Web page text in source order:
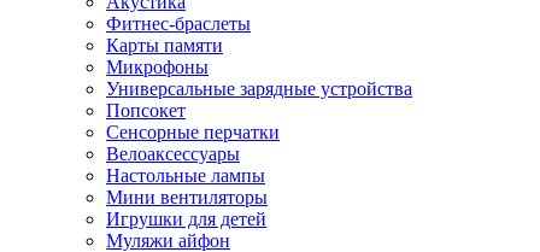
Фитнес-браслеты
Карты памяти
Микрофоны
Универсальные зарядные устройства
Попсокет
Сенсорные перчатки
Велоаксессуары
Настольные лампы
Мини вентиляторы
Игрушки для детей
Муляжи айфон